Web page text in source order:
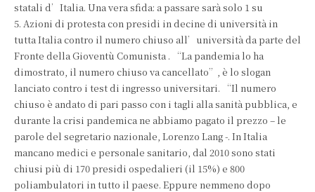
statali d’Italia. Una vera sfida: a passare sarà solo 1 su
5. Azioni di protesta con presidi in decine di università in
tutta Italia contro il numero chiuso all’università da parte del
Fronte della Gioventù Comunista . “La pandemia lo ha
dimostrato, il numero chiuso va cancellato”, è lo slogan
lanciato contro i test di ingresso universitari. “Il numero
chiuso è andato di pari passo con i tagli alla sanità pubblica, e
durante la crisi pandemica ne abbiamo pagato il prezzo – le
parole del segretario nazionale, Lorenzo Lang -. In Italia
mancano medici e personale sanitario, dal 2010 sono stati
chiusi più di 170 presidi ospedalieri (il 15%) e 800
poliambulatori in tutto il paese. Eppure nemmeno dopo